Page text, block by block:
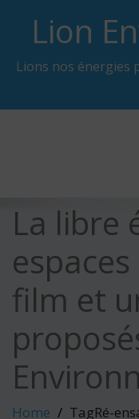
contentLion
Lions nos énergies
La libre
film et
Home TagRé-